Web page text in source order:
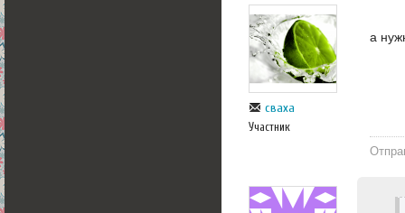
сваха
Участник
а